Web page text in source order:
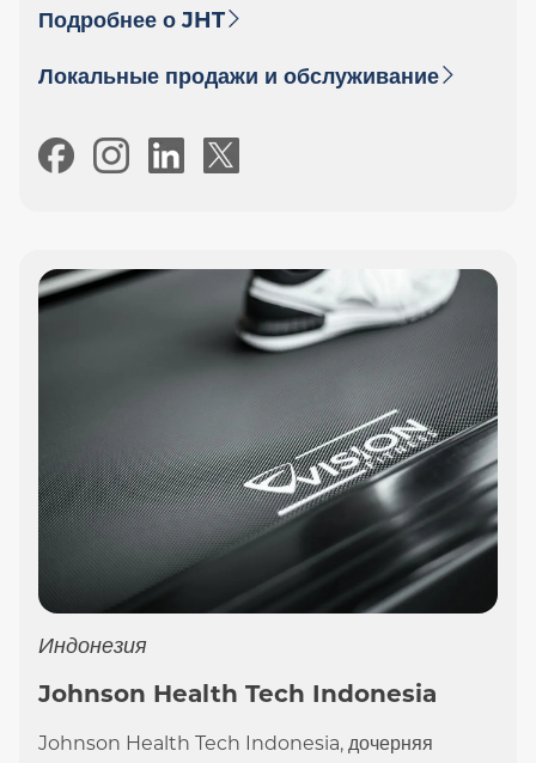
Подробнее о JHT
Локальные продажи и обслуживание
Индонезия
Johnson Health Tech Indonesia
Johnson Health Tech Indonesia, дочерняя